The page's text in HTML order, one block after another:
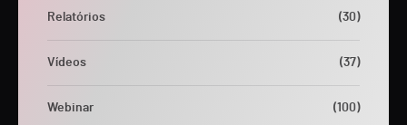
Relatórios (30)
Vídeos (37)
Webinar (100)